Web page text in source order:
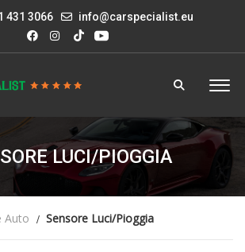
431 3066 info@carspecialist.eu
LUCI/PIOGGIA
Auto Sensore Luci/pioggia